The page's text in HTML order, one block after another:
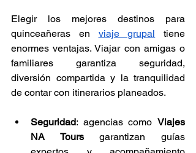
Elegir los mejores destinos para
quinceañeras en viaje grupal tiene
enormes ventajas. Viajar con amigas o
familiares garantiza seguridad,
diversión compartida y la tranquilidad
de contar con itinerarios planeados.
Seguridad: agencias como Viajes
NA Tours garantizan guías